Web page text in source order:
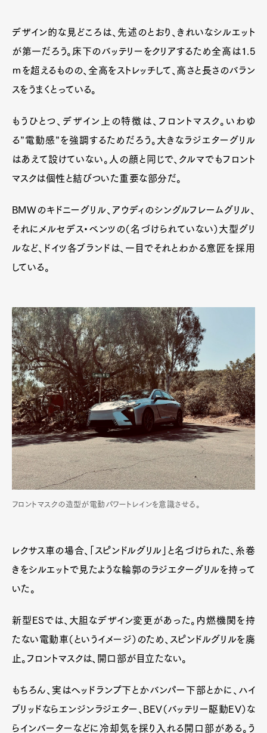
デザイン的な見どころは、先述のとおり、きれいなシルエット
が第一だろう。床下のバッテリーをクリアするため全高は1.5
ｍを超えるものの、全高をストレッチして、高さと長さのバラン
スをうまくとっている。
もうひとつ、デザイン上の特徴は、フロントマスク。いわゆ
る”電動感”を強調するためだろう。大きなラジエターグリル
はあえて設けていない。人の顔と同じで、クルマでもフロント
マスクは個性と結びついた重要な部分だ。
BMWのキドニーグリル、アウディのシングルフレームグリル、
それにメルセデス・ベンツの（名づけられていない）大型グリ
ルなど、ドイツ各ブランドは、一目でそれとわかる意匠を採用
している。
フロントマスクの造型が電動パワートレインを意識させる。
レクサス車の場合、「スピンドルグリル」と名づけられた、糸巻
きをシルエットで見たような輪郭のラジエターグリルを持って
いた。
新型ESでは、大胆なデザイン変更があった。内燃機関を持
たない電動車（というイメージ）のため、スピンドルグリルを廃
止。フロントマスクは、開口部が目立たない。
もちろん、実はヘッドランプ下とかバンパー下部とかに、ハイ
ブリッドならエンジンラジエター、BEV（バッテリー駆動EV）な
らインバーターなどに冷却気を採り入れる開口部がある。う